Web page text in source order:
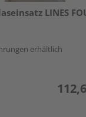
LINES
erhältlich